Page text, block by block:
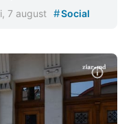
7 august #Social